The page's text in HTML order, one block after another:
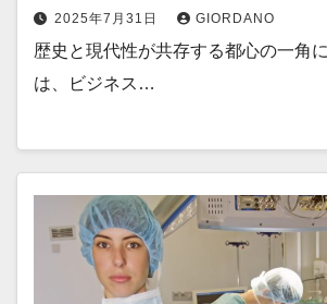
2025年7月31日 GIORDANO
歴史と現代性が共存する都心の一角
は、ビジネス…